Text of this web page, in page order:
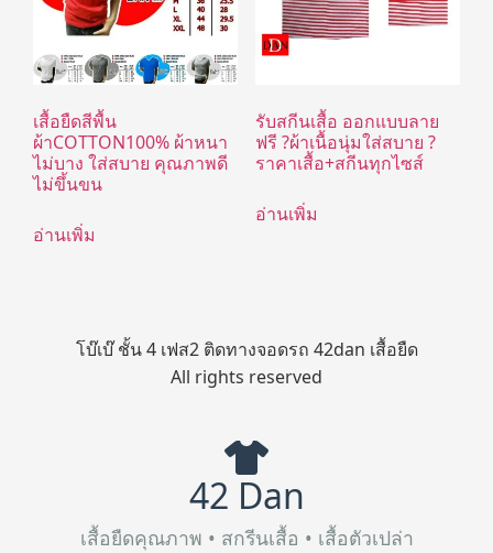
เสื้อยืดสีพื้น
ผ้าCOTTON100% ผ้าหนา
ไม่บาง ใส่สบาย คุณภาพดี
ไม่ขึ้นขน
อ่านเพิ่ม
รับสกีนเสื้อ ออกแบบลาย
ฟรี ?ผ้าเนื้อนุ่มใส่สบาย ?
ราคาเสื้อ+สกีนทุกไซส์
อ่านเพิ่ม
โบ๊เบ๊ ชั้น 4 เฟส2 ติดทางจอดรถ 42dan เสื้อยืด
All rights reserved
42 Dan
เสื้อยืดคุณภาพ • สกรีนเสื้อ • เสื้อตัวเปล่า